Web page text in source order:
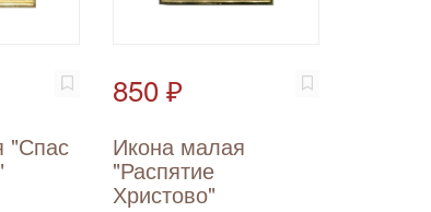
"Спас
850 ₽
Икона малая
"Распятие
Христово"